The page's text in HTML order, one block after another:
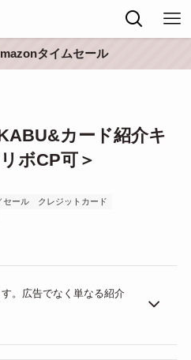
タイムセール
カード紹介キ
ボCP可＞
セール
クレジットカード
。広告でなく単なる紹介